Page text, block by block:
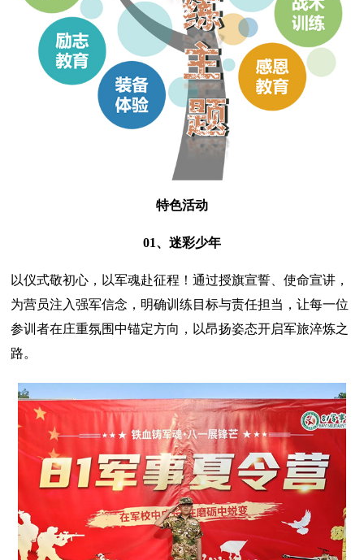
特色活动
01、迷彩少年
以仪式敬初心，以军魂赴征程！通过授旗宣誓、使命宣讲，
为营员注入强军信念，明确训练目标与责任担当，让每一位
参训者在庄重氛围中锚定方向，以昂扬姿态开启军旅淬炼之
路。